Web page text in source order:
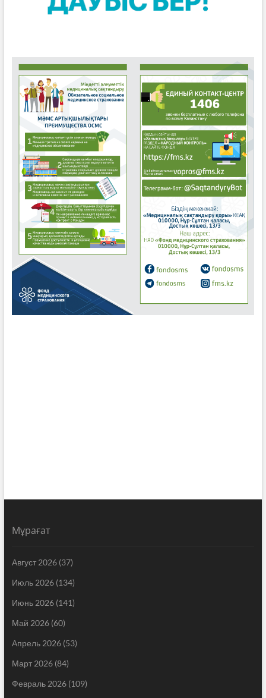
Мұрағат
Август 2026(37)
Июль 2026(134)
Июнь 2026(141)
Май 2026(60)
Апрель 2026(53)
Март 2026(84)
Февраль 2026(109)